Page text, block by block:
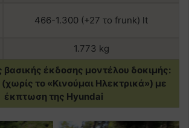
466-1.300 (+27 το frunk) lt
1.773 kg
έκδοσης μοντέλου δοκιμής:
το «Κινούμαι Ηλεκτρικά») με
έκπτωση της Hyundai